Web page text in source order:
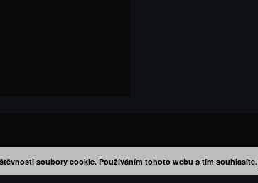
soubory cookie. Používáním tohoto webu s tím souhlasíte.